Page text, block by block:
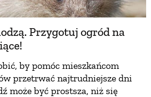
Przygotuj ogród na
by pomóc mieszkańcom
przetrwać najtrudniejsze dni
może być prostsza, niż się